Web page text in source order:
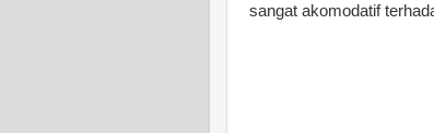
sangat akomodatif